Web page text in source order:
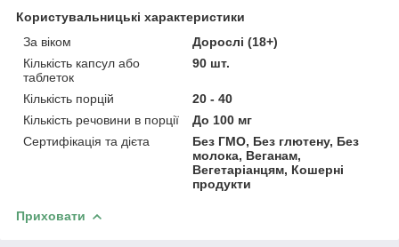
Користувальницькі характеристики
За віком
Дорослі (18+)
Кількість капсул або
таблеток
90 шт.
Кількість порцій
20 - 40
Кількість речовини в порції
До 100 мг
Сертифікація та дієта
Без ГМО, Без глютену, Без
молока, Веганам,
Вегетаріанцям, Кошерні
продукти
Приховати